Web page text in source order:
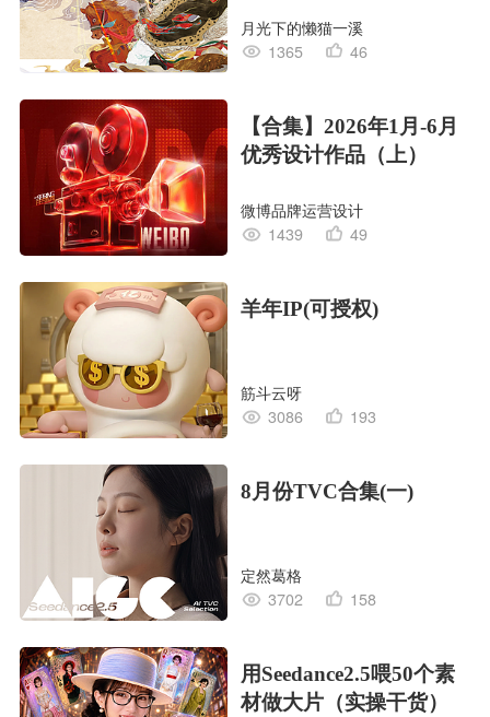
月光下的懒猫一溪
1365
46
【合集】2026年1月-6月
优秀设计作品（上）
微博品牌运营设计
1439
49
羊年IP(可授权)
筋斗云呀
3086
193
8月份TVC合集(一)
定然葛格
3702
158
用Seedance2.5喂50个素
材做大片（实操干货）